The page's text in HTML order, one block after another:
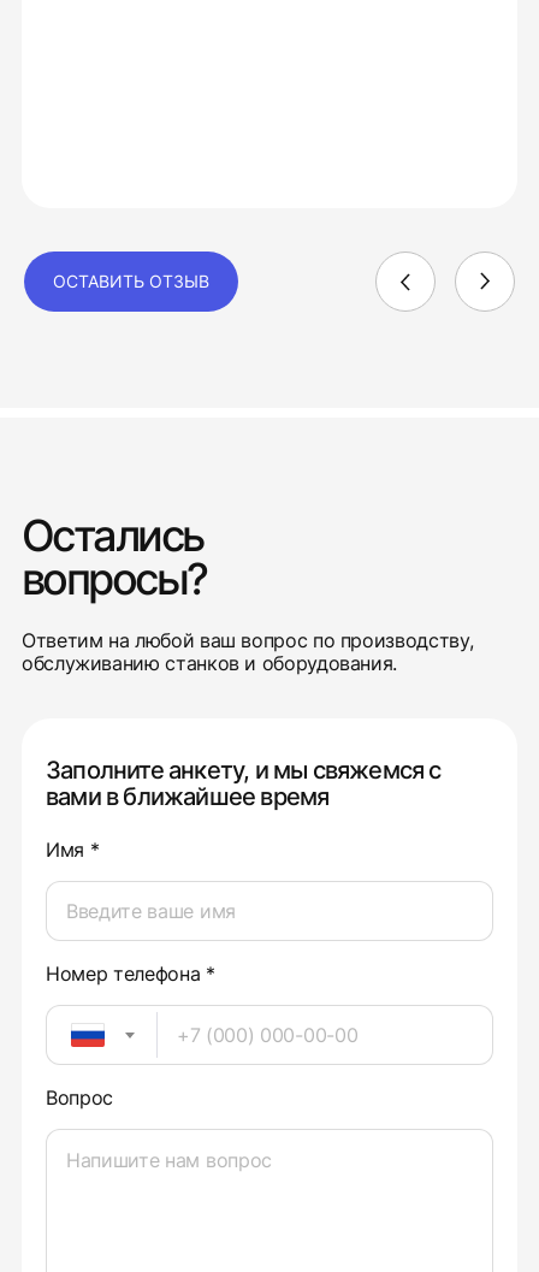
ОСТАВИТЬ ОТЗЫВ
Остались
вопросы?
Ответим на любой ваш вопрос по производству,
обслуживанию станков и оборудования.
Заполните анкету, и мы свяжемся с
вами в ближайшее время
Имя *
Номер телефона *
Вопрос